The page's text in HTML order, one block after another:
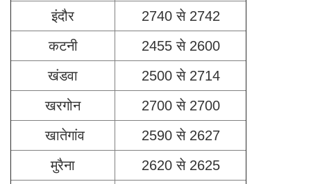
इंदौर
2740 से 2742
कटनी
2455 से 2600
खंडवा
2500 से 2714
खरगोन
2700 से 2700
खातेगांव
2590 से 2627
मुरैना
2620 से 2625